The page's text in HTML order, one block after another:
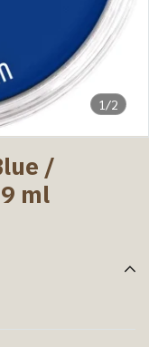
1/2
/
ml